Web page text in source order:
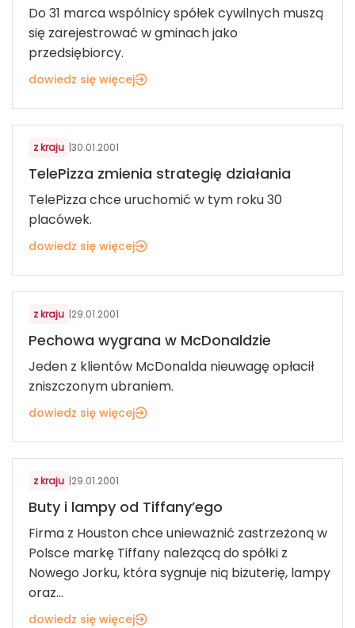
Do 31 marca wspólnicy spółek cywilnych muszą
się zarejestrować w gminach jako
przedsiębiorcy.
dowiedz się więcej
z kraju |30.01.2001
TelePizza zmienia strategię działania
TelePizza chce uruchomić w tym roku 30
placówek.
dowiedz się więcej
z kraju |29.01.2001
Pechowa wygrana w McDonaldzie
Jeden z klientów McDonalda nieuwagę opłacił
zniszczonym ubraniem.
dowiedz się więcej
z kraju |29.01.2001
Buty i lampy od Tiffany’ego
Firma z Houston chce unieważnić zastrzeżoną w
Polsce markę Tiffany należącą do spółki z
Nowego Jorku, która sygnuje nią biżuterię, lampy
oraz...
dowiedz się więcej